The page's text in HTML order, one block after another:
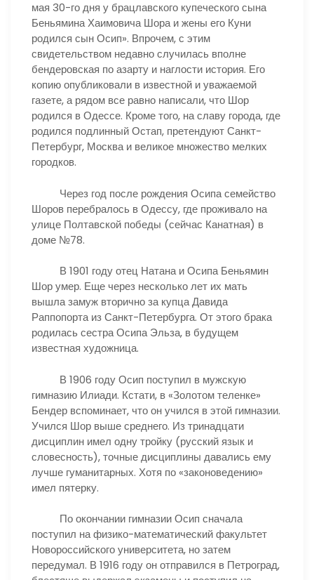
мая 30-го дня у брацлавского купеческого сына
Беньямина Хаимовича Шора и жены его Куни
родился сын Осип». Впрочем, с этим
свидетельством недавно случилась вполне
бендеровская по азарту и наглости история. Его
копию опубликовали в известной и уважаемой
газете, а рядом все равно написали, что Шор
родился в Одессе. Кроме того, на славу города, где
родился подлинный Остап, претендуют Санкт-
Петербург, Москва и великое множество мелких
городков.
Через год после рождения Осипа семейство
Шоров перебралось в Одессу, где проживало на
улице Полтавской победы (сейчас Канатная) в
доме №78.
В 1901 году отец Натана и Осипа Беньямин
Шор умер. Еще через несколько лет их мать
вышла замуж вторично за купца Давида
Раппопорта из Санкт-Петербурга. От этого брака
родилась сестра Осипа Эльза, в будущем
известная художница.
В 1906 году Осип поступил в мужскую
гимназию Илиади. Кстати, в «Золотом теленке»
Бендер вспоминает, что он учился в этой гимназии.
Учился Шор выше среднего. Из тринадцати
дисциплин имел одну тройку (русский язык и
словесность), точные дисциплины давались ему
лучше гуманитарных. Хотя по «законоведению»
имел пятерку.
По окончании гимназии Осип сначала
поступил на физико-математический факультет
Новороссийского университета, но затем
передумал. В 1916 году он отправился в Петроград,